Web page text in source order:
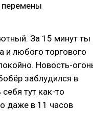
перемены
За 15 минут ты
и любого торгового
Новость-
заблудился в
тут как-то
даже в 11 часов